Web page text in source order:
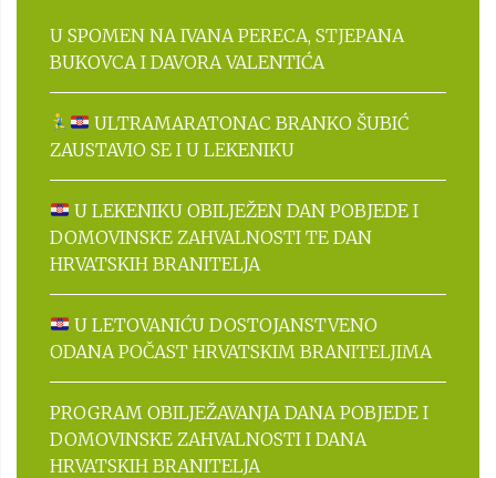
U SPOMEN NA IVANA PERECA, STJEPANA
BUKOVCA I DAVORA VALENTIĆA
ULTRAMARATONAC BRANKO ŠUBIĆ
ZAUSTAVIO SE I U LEKENIKU
U LEKENIKU OBILJEŽEN DAN POBJEDE I
DOMOVINSKE ZAHVALNOSTI TE DAN
HRVATSKIH BRANITELJA
U LETOVANIĆU DOSTOJANSTVENO
ODANA POČAST HRVATSKIM BRANITELJIMA
PROGRAM OBILJEŽAVANJA DANA POBJEDE I
DOMOVINSKE ZAHVALNOSTI I DANA
HRVATSKIH BRANITELJA